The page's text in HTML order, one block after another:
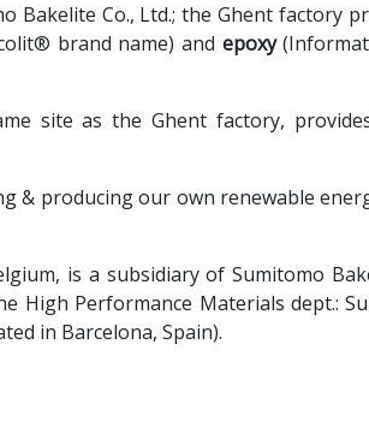
Co., Ltd.; the Ghent factory
brand name) and epoxy
site as the Ghent factory,
& producing our own renewable
is a subsidiary of Sumitomo
Performance Materials dept.:
in Barcelona, Spain).